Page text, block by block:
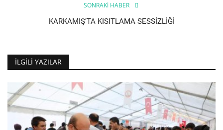
SONRAKI HABER
KARKAMIŞ’TA KISITLAMA SESSİZLİĞİ
İLGILI YAZILAR